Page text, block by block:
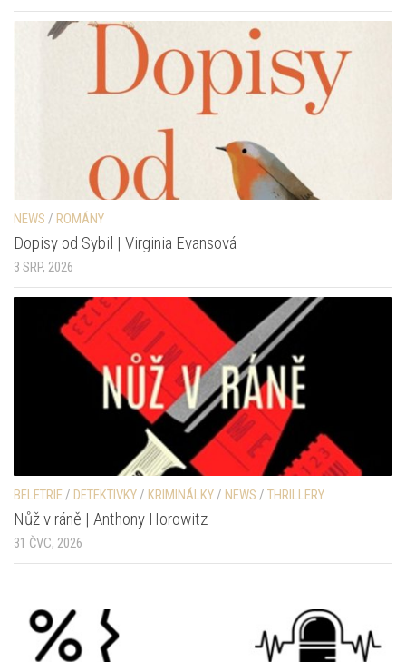
NEWS / ROMÁNY
Dopisy od Sybil | Virginia Evansová
3 SRP, 2026
BELETRIE/ DETEKTIVKY/ KRIMINÁLKY/ NEWS / THRILLERY
Nůž v ráně | Anthony Horowitz
31 ČVC, 2026